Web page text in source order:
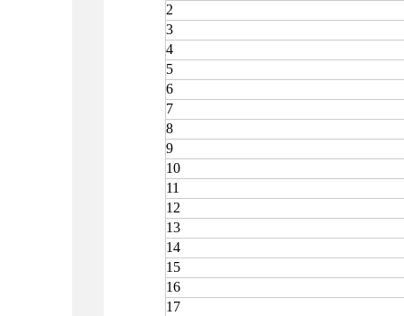
2
3
4
5
6
7
8
9
10
11
12
13
14
15
16
17